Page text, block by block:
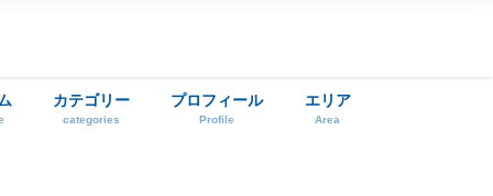
カテゴリー
categories
プロフィール
Profile
エリア
Area